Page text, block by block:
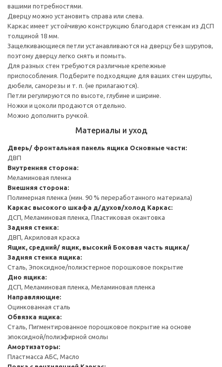
вашими потребностями.
Дверцу можно установить справа или слева.
Каркас имеет устойчивую конструкцию благодаря стенкам из ДСП
толщиной 18 мм.
Защелкивающиеся петли устанавливаются на дверцу без шурупов,
поэтому дверцу легко снять и помыть.
Для разных стен требуются различные крепежные
приспособления. Подберите подходящие для ваших стен шурупы,
дюбели, саморезы и т. п. (не прилагаются).
Петли регулируются по высоте, глубине и ширине.
Ножки и цоколи продаются отдельно.
Можно дополнить ручкой.
Материалы и уход
Дверь/ фронтальная панель ящика Основные части:
ДВП
Внутренняя сторона:
Меламиновая пленка
Внешняя сторона:
Полимерная пленка (мин. 90 % переработанного материала)
Каркас высокого шкафа д/духов/холод Каркас:
ДСП, Меламиновая пленка, Пластиковая окантовка
Задняя стенка:
ДВП, Акриловая краска
Ящик, средний/ ящик, высокий Боковая часть ящика/
Задняя стенка ящика:
Сталь, Эпоксидное/полиэстерное порошковое покрытие
Дно ящика:
ДСП, Меламиновая пленка, Меламиновая пленка
Направляющие:
Оцинкованная сталь
Обвязка ящика:
Сталь, Пигментированное порошковое покрытие на основе
эпоксидной/полиэфирной смолы
Амортизаторы:
Пластмасса АБС, Масло